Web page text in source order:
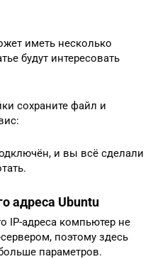
иметь несколько
будут интересовать
сохраните файл и
и вы всё сделали
адреса Ubuntu
IP-адреса компьютер не
поэтому здесь
параметров.